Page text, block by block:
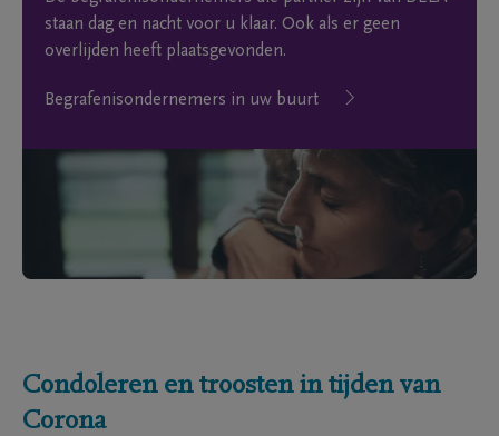
staan dag en nacht voor u klaar. Ook als er geen
overlijden heeft plaatsgevonden.
Begrafenisondernemers in uw buurt
Condoleren en troosten in tijden van
Corona